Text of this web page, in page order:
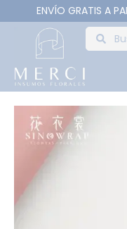
ENVÍO GRATIS A